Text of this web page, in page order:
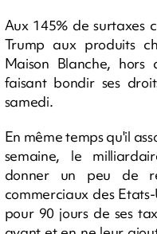
Aux 145% de surtaxes
Trump aux produits
Maison Blanche, hors
faisant bondir ses
samedi.
En même temps qu'il
semaine, le
donner un peu de
commerciaux des
pour 90 jours de ses